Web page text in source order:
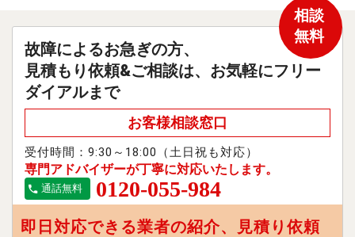
故障によるお急ぎの方、
見積もり依頼&ご相談は、お気軽にフリー
ダイアルまで
お客様相談窓口
受付時間：9:30～18:00（土日祝も対応）
専門アドバイザーが丁寧に対応いたします。
通話無料 0120-055-984
即日対応できる業者の紹介、見積り依頼
相談
無料